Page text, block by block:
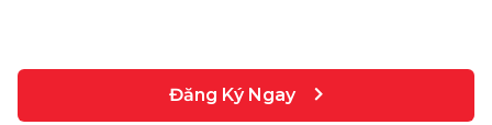
Đăng Ký Ngay